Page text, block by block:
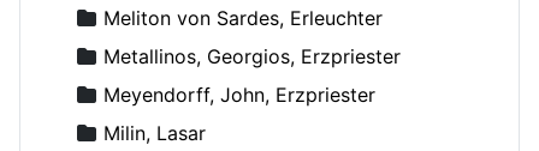
Meliton von Sardes, Erleuchter
Metallinos, Georgios, Erzpriester
Meyendorff, John, Erzpriester
Milin, Lasar